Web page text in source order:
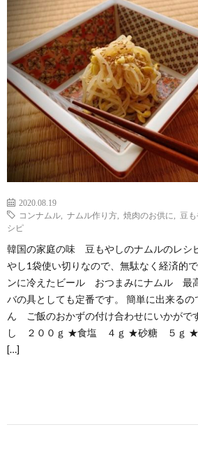
2020.08.19
コンナムル
ナムル作り方 焼肉のお供に 豆
シピ
韓国の家庭の味 豆もやしのナムルのレシ
やし1袋使い切りなので、無駄なく経済的
ンに冷えたビール おつまみにナムル 最
バの具としても定番です。 簡単に出来る
ん ご飯のおかずの付け合わせにいかがで
し ２００ｇ ★食塩 ４ｇ ★砂糖 ５ｇ
[…]